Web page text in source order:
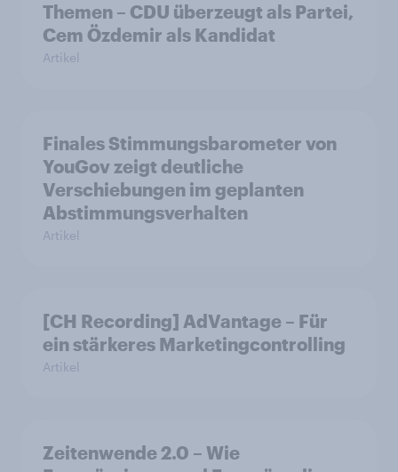
Themen – CDU überzeugt als Partei,
Cem Özdemir als Kandidat
Artikel
Finales Stimmungsbarometer von
YouGov zeigt deutliche
Verschiebungen im geplanten
Abstimmungsverhalten
Artikel
[CH Recording] AdVantage – Für
ein stärkeres Marketingcontrolling
Artikel
Zeitenwende 2.0 – Wie